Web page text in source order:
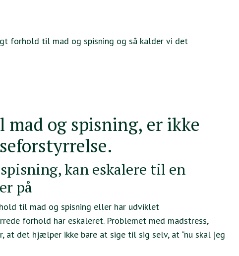
forhold til mad og spisning og så kalder vi det
og spisning, er ikke
kan eskalere til en
på
til mad og spisning eller har udviklet
forhold har eskaleret. Problemet med madstress,
at det hjælper ikke bare at sige til sig selv, at “nu skal jeg